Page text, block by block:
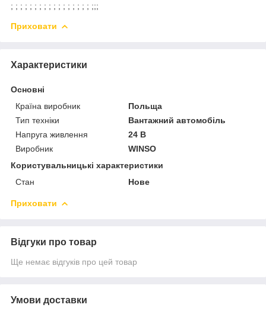
; ; ; ; ; ; ; ; ; ; ; ; ; ; ; ; ; ;;;
Приховати
Характеристики
Основні
Країна виробник
Польща
Тип техніки
Вантажний автомобіль
Напруга живлення
24 В
Виробник
WINSO
Користувальницькі характеристики
Стан
Нове
Приховати
Відгуки про товар
Ще немає відгуків про цей товар
Умови доставки